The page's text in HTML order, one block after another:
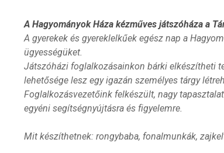
A Hagyományok Háza kézműves játszóháza a
A gyerekek és gyereklelkűek egész nap a
ügyességüket.
Játszóházi foglalkozásainkon bárki elkészítheti
lehetősége lesz egy igazán személyes tárgy
Foglalkozásvezetőink felkészült, nagy
egyéni segítségnyújtásra és figyelemre.
Mit készíthetnek: rongybaba, fonalmunkák,